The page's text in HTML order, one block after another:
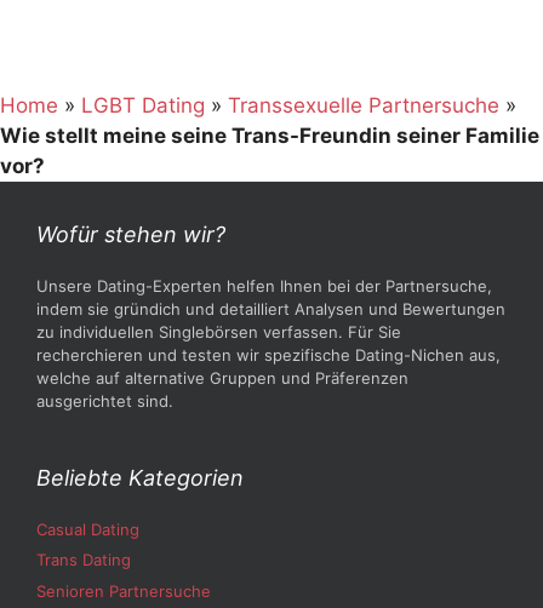
Home » LGBT Dating » Transsexuelle Partnersuche »
Wie stellt meine seine Trans-Freundin seiner Familie
vor?
Wofür stehen wir?
Unsere Dating-Experten helfen Ihnen bei der Partnersuche,
indem sie gründich und detailliert Analysen und Bewertungen
zu individuellen Singlebörsen verfassen. Für Sie
recherchieren und testen wir spezifische Dating-Nichen aus,
welche auf alternative Gruppen und Präferenzen
ausgerichtet sind.
Beliebte Kategorien
Casual Dating
Trans Dating
Senioren Partnersuche